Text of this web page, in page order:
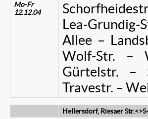
Mo-Fr
12.12.04
Lea-Grundig-
Allee –
Wolf-Str. –
Gürtelstr. –
Travestr. –
Hellersdorf, Riesaer